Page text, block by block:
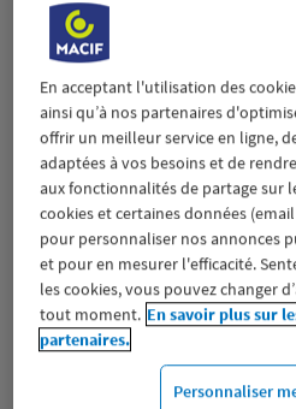
4
10.43
km
AULNAY
18 AVENUE ANATOLE
93600 AULNAY SOUS
4,5/5Note de 4.5 sur 5
(271 avis)
Fermé
En acceptant l'utilisation des
ainsi qu’à nos partenaires
offrir un meilleur service en ligne,
adaptées à vos besoins et de
aux fonctionnalités de partage sur
cookies et certaines données
pour personnaliser nos annonces
et pour en mesurer l'efficacité.
les cookies, vous pouvez changer
tout moment. En savoir plus sur
partenaires.
Personnaliser